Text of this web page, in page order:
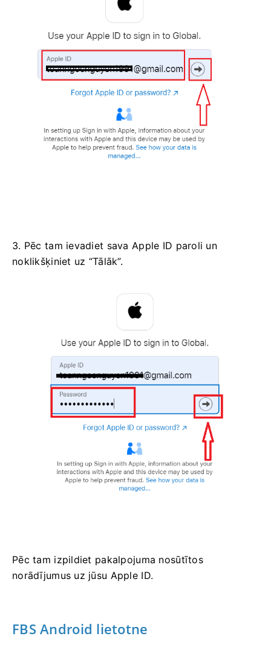
3. Pēc tam ievadiet sava Apple ID paroli un
noklikšķiniet uz “Tālāk”.
Pēc tam izpildiet pakalpojuma nosūtītos
norādījumus uz jūsu Apple ID.
FBS Android lietotne